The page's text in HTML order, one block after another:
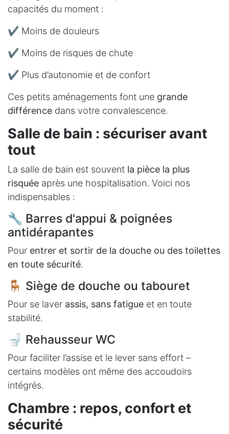
capacités du moment :
✔ Moins de douleurs
✔ Moins de risques de chute
✔ Plus d’autonomie et de confort
Ces petits aménagements font une grande
différence dans votre convalescence.
Salle de bain : sécuriser avant
tout
La salle de bain est souvent la pièce la plus
risquée après une hospitalisation. Voici nos
indispensables :
🔧 Barres d'appui & poignées
antidérapantes
Pour entrer et sortir de la douche ou des toilettes
en toute sécurité.
🪑 Siège de douche ou tabouret
Pour se laver assis, sans fatigue et en toute
stabilité.
🚽 Rehausseur WC
Pour faciliter l’assise et le lever sans effort –
certains modèles ont même des accoudoirs
intégrés.
Chambre : repos, confort et
sécurité